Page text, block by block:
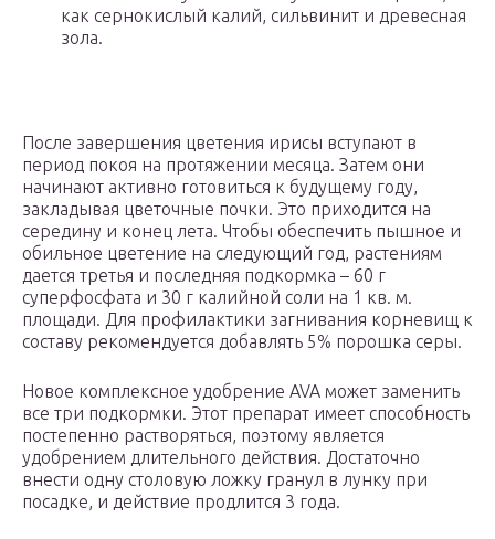
как сернокислый калий, сильвинит и древесная
зола.
После завершения цветения ирисы вступают в
период покоя на протяжении месяца. Затем они
начинают активно готовиться к будущему году,
закладывая цветочные почки. Это приходится на
середину и конец лета. Чтобы обеспечить пышное и
обильное цветение на следующий год, растениям
дается третья и последняя подкормка – 60 г
суперфосфата и 30 г калийной соли на 1 кв. м.
площади. Для профилактики загнивания корневищ к
составу рекомендуется добавлять 5% порошка серы.
Новое комплексное удобрение AVA может заменить
все три подкормки. Этот препарат имеет способность
постепенно растворяться, поэтому является
удобрением длительного действия. Достаточно
внести одну столовую ложку гранул в лунку при
посадке, и действие продлится 3 года.